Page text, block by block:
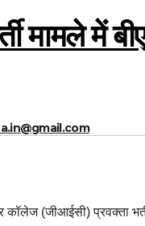
मामले में
(जीआईसी) प्रवक्ता